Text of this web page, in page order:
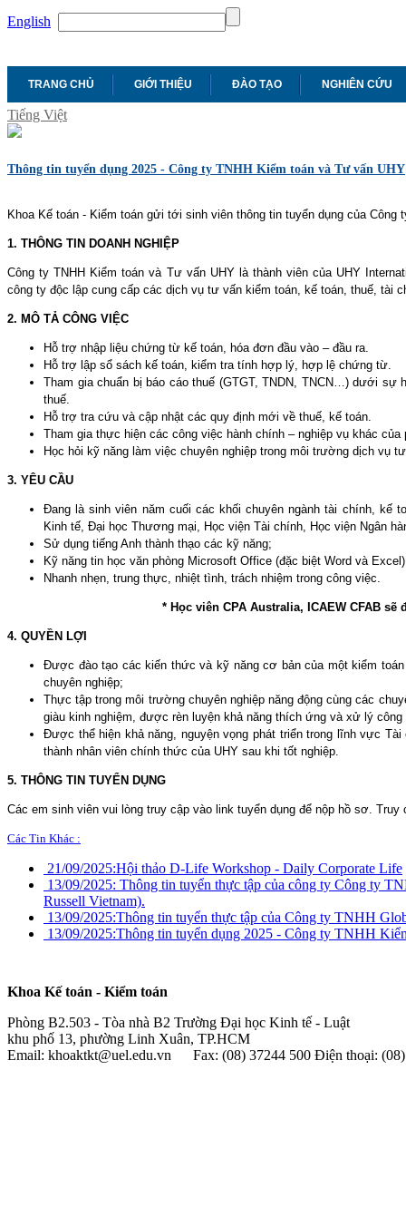
English
TRANG CHỦ GIỚI THIỆU ĐÀO TẠO NGHIÊN CỨU
Tiếng Việt
Thông tin tuyển dụng 2025 - Công ty TNHH Kiểm toán và Tư vấn UHY
Khoa Kế toán - Kiểm toán gửi tới sinh viên thông tin tuyển dụng của Công
1. THÔNG TIN DOANH NGHIỆP
Công ty TNHH Kiểm toán và Tư vấn UHY là thành viên của UHY
công ty độc lập cung cấp các dịch vụ tư vấn kiểm toán, kế toán, thuế, tài
2. MÔ TẢ CÔNG VIỆC
Hỗ trợ nhập liệu chứng từ kế toán, hóa đơn đầu vào – đầu ra.
Hỗ trợ lập sổ sách kế toán, kiểm tra tính hợp lý, hợp lệ chứng từ.
Tham gia chuẩn bị báo cáo thuế (GTGT, TNDN, TNCN…) dưới sự
thuế.
Hỗ trợ tra cứu và cập nhật các quy định mới về thuế, kế toán.
Tham gia thực hiện các công việc hành chính – nghiệp vụ khác
Học hỏi kỹ năng làm việc chuyên nghiệp trong môi trường dịch vụ
3. YÊU CẦU
Đang là sinh viên năm cuối các khối chuyên ngành tài chính, kế
Kinh tế, Đại học Thương mại, Học viện Tài chính, Học viện Ngân
Sử dụng tiếng Anh thành thạo các kỹ năng;
Kỹ năng tin học văn phòng Microsoft Office (đặc biệt Word và
Nhanh nhẹn, trung thực, nhiệt tình, trách nhiệm trong công việc.
* Học viên CPA Australia, ICAEW CFAB sẽ
4. QUYỀN LỢI
Được đào tạo các kiến thức và kỹ năng cơ bản của một kiểm
chuyên nghiệp;
Thực tập trong môi trường chuyên nghiệp năng động cùng các
giàu kinh nghiệm, được rèn luyện khả năng thích ứng và xử lý
Được thể hiện khả năng, nguyện vọng phát triển trong lĩnh vực
thành nhân viên chính thức của UHY sau khi tốt nghiệp.
5. THÔNG TIN TUYỂN DỤNG
Các em sinh viên vui lòng truy cập vào link tuyển dụng để nộp hồ sơ.
Các Tin Khác :
21/09/2025:Hội thảo D-Life Workshop - Daily Corporate Life
13/09/2025: Thông tin tuyển thực tập của công ty Công ty
Russell Vietnam).
13/09/2025:Thông tin tuyển thực tập của Công ty TNHH
13/09/2025:Thông tin tuyển dụng 2025 - Công ty TNHH
Khoa Kế toán - Kiểm toán
Phòng B2.503 - Tòa nhà B2 Trường Đại học Kinh tế - Luật
khu phố 13, phường Linh Xuân, TP.HCM
Email: khoaktkt@uel.edu.vn Fax: (08) 37244 500 Điện thoại: